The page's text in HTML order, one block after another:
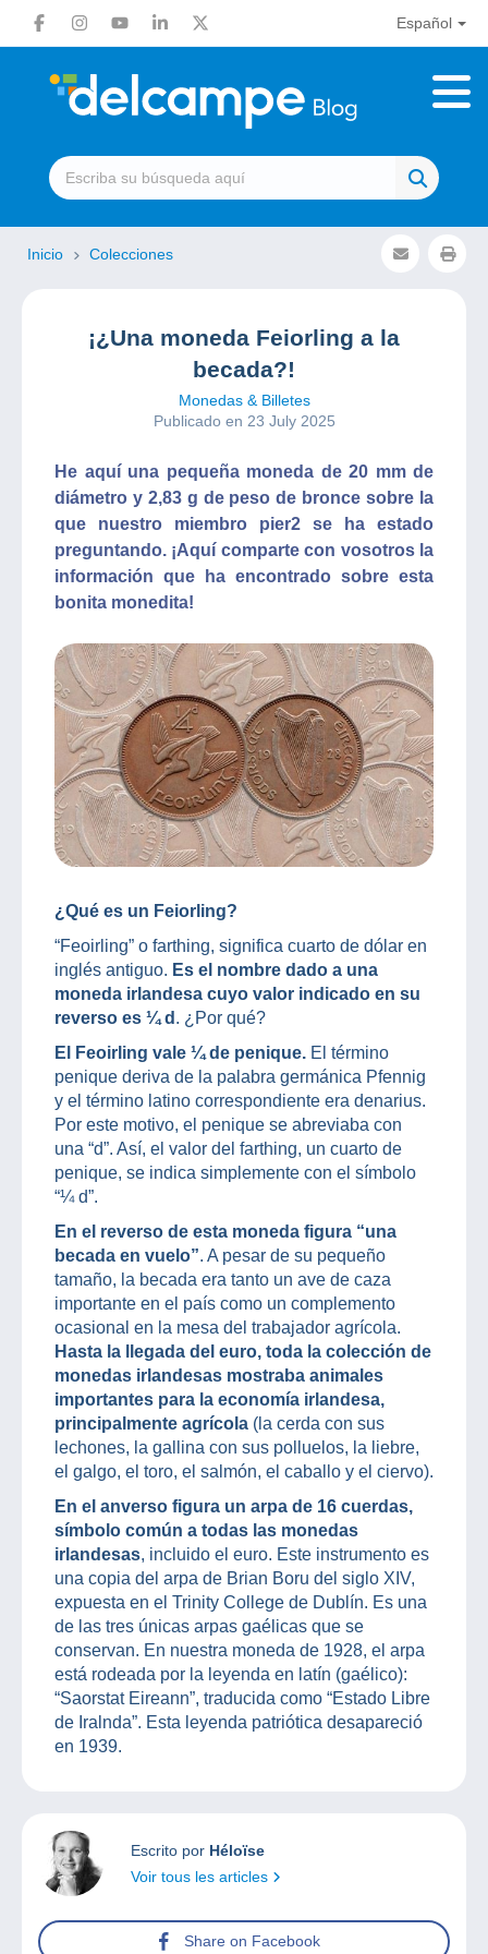
Español
Inicio Colecciones
¡¿Una moneda Feiorling a la
becada?!
Monedas & Billetes
Publicado en 23 July 2025
He aquí una pequeña moneda de 20 mm de
diámetro y 2,83 g de peso de bronce sobre la
que nuestro miembro pier2 se ha estado
preguntando. ¡Aquí comparte con vosotros la
información que ha encontrado sobre esta
bonita monedita!
¿Qué es un Feiorling?
“Feoirling” o farthing, significa cuarto de dólar en
inglés antiguo. Es el nombre dado a una
moneda irlandesa cuyo valor indicado en su
reverso es ¼ d . ¿Por qué?
El Feoirling vale ¼ de penique. El término
penique deriva de la palabra germánica Pfennig
y el término latino correspondiente era denarius.
Por este motivo, el penique se abreviaba con
una “d”. Así, el valor del farthing, un cuarto de
penique, se indica simplemente con el símbolo
“¼ d”.
En el reverso de esta moneda figura “una
becada en vuelo”. A pesar de su pequeño
tamaño, la becada era tanto un ave de caza
importante en el país como un complemento
ocasional en la mesa del trabajador agrícola.
Hasta la llegada del euro, toda la colección de
monedas irlandesas mostraba animales
importantes para la economía irlandesa,
principalmente agrícola (la cerda con sus
lechones, la gallina con sus polluelos, la liebre,
el galgo, el toro, el salmón, el caballo y el ciervo).
En el anverso figura un arpa de 16 cuerdas,
símbolo común a todas las monedas
irlandesas, incluido el euro. Este instrumento es
una copia del arpa de Brian Boru del siglo XIV,
expuesta en el Trinity College de Dublín. Es una
de las tres únicas arpas gaélicas que se
conservan. En nuestra moneda de 1928, el arpa
está rodeada por la leyenda en latín (gaélico):
“Saorstat Eireann”, traducida como “Estado Libre
de Iralnda”. Esta leyenda patriótica desapareció
en 1939.
Escrito por Héloïse
Voir tous les articles
Share on Facebook